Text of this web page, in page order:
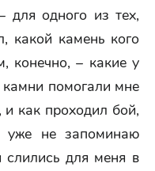
для одного из тех,
какой камень кого
конечно, – какие у
помогали мне
и как проходил бой,
уже не запоминаю
слились для меня в